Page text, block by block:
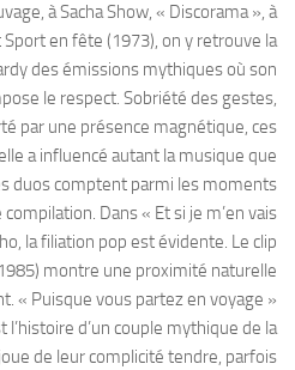
à Sacha Show, « Discorama », à
en fête (1973), on y retrouve la
des émissions mythiques où son
le respect. Sobriété des gestes,
par une présence magnétique, ces
a influencé autant la musique que
duos comptent parmi les moments
Dans « Et si je m’en vais
la filiation pop est évidente. Le clip
montre une proximité naturelle
« Puisque vous partez en voyage »
l’histoire d’un couple mythique de la
de leur complicité tendre, parfois